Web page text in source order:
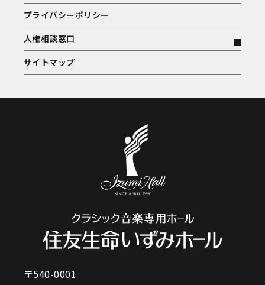
プライバシーポリシー
人権相談窓口
サイトマップ
〒540-0001